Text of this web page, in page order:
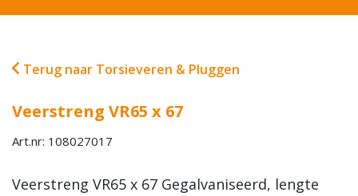
Terug naar Torsieveren & Pluggen
Veerstreng VR65 x 67
Art.nr: 108027017
Veerstreng VR65 x 67 Gegalvaniseerd, lengte